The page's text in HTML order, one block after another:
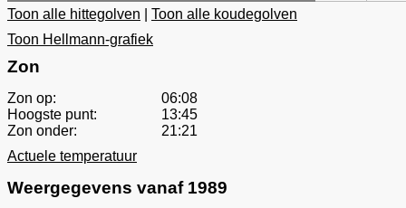
Toon alle hittegolven
Toon alle koudegolven
Toon Hellmann-grafiek
Zon
Zon op:
06:08
Hoogste punt:
13:45
Zon onder:
21:21
Actuele temperatuur
Weergegevens vanaf 1989